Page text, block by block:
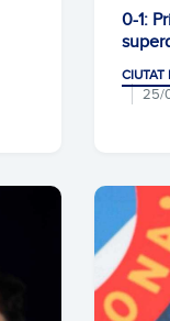
0-1:
CIUTAT
25/